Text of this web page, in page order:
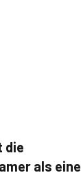
die
als eine